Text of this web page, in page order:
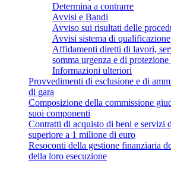
Determina a contrarre
Avvisi e Bandi
Avviso sui risultati delle
Avvisi sistema di qualificazione
Affidamenti diretti di lavori,
somma urgenza e di
Informazioni ulteriori
Provvedimenti di esclusione e di
di gara
Composizione della commissione
suoi componenti
Contratti di acquisto di beni e servizi
superiore a 1 milione di euro
Resoconti della gestione finanziaria
della loro esecuzione